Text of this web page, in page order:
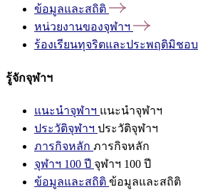
ข้อมูลและสถิติ
หน่วยงานของจุฬาฯ
ร้องเรียนทุจริตและประพฤติมิชอบ
รู้จักจุฬาฯ
แนะนำจุฬาฯ แนะนำจุฬาฯ
ประวัติจุฬาฯ ประวัติจุฬาฯ
ภารกิจหลัก ภารกิจหลัก
จุฬาฯ 100 ปี จุฬาฯ 100 ปี
ข้อมูลและสถิติ ข้อมูลและสถิติ